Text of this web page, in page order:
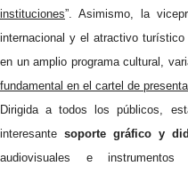
instituciones”. Asimismo, la
internacional y el atractivo
en un amplio programa cultural,
fundamental en el cartel de
Dirigida a todos los públicos,
interesante soporte gráfico y
audiovisuales e